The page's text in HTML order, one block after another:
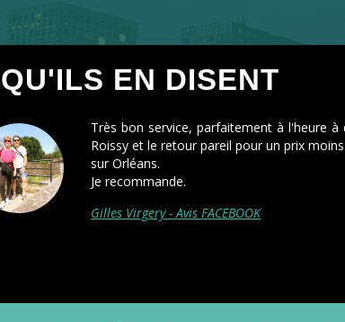
EN DISENT
pour aller à
que les autres
Première fois
la dernière!